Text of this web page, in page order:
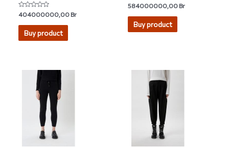
Rated
0
out
404000000,00Br
Buy product
Rated
5.00
out of 5
584000000,00Br
Buy product